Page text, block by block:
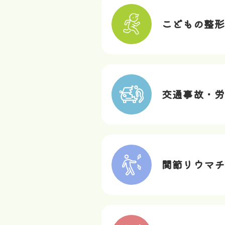
こどもの整
交通事故・
関節リウマチ